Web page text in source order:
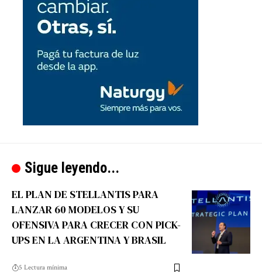
Sigue leyendo...
EL PLAN DE STELLANTIS PARA
LANZAR 60 MODELOS Y SU
OFENSIVA PARA CRECER CON PICK-
UPS EN LA ARGENTINA Y BRASIL
5 Lectura mínima